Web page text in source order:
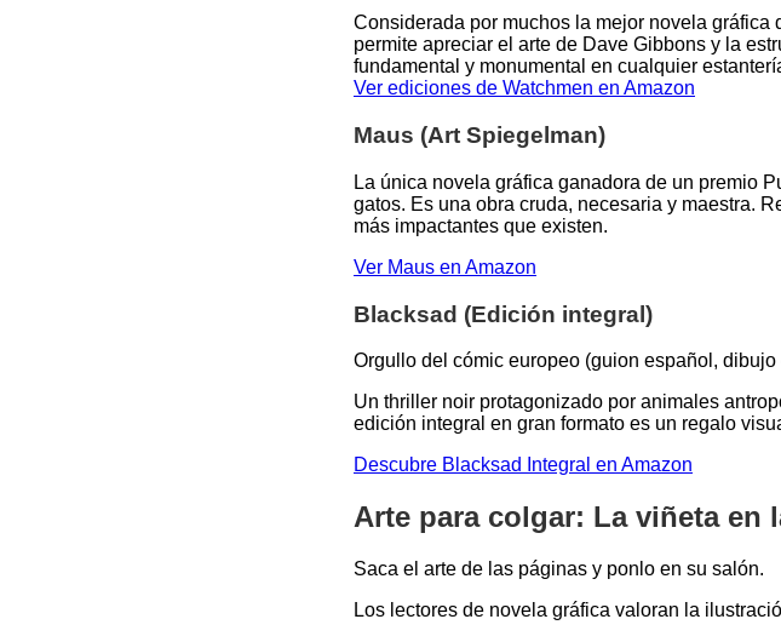
Considerada por muchos la mejor novela
permite apreciar el arte de Dave Gibbons y la
fundamental y monumental en cualquier
Ver ediciones de Watchmen en Amazon
Maus (Art Spiegelman)
La única novela gráfica ganadora de un premio
gatos. Es una obra cruda, necesaria y maestra.
más impactantes que existen.
Ver Maus en Amazon
Blacksad (Edición integral)
Orgullo del cómic europeo (guion español,
Un thriller noir protagonizado por animales
edición integral en gran formato es un regalo
Descubre Blacksad Integral en Amazon
Arte para colgar: La viñeta en
Saca el arte de las páginas y ponlo en su salón.
Los lectores de novela gráfica valoran la